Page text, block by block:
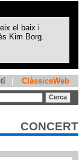
ClàssicsWeb
CONCERT